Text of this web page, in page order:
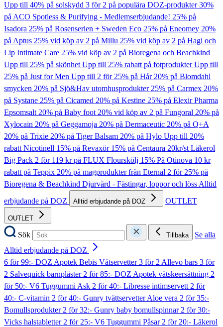
Upp till 40% på solskydd 3 för 2 på populära DOZ-produkter30%
på ACO Spotless & Purifying - Medlemserbjudande! 25% på
Isadora 25% på Rosenserien + Sweden Eco 25% på Eneomey 20%
på Aptus 25% vid köp av 2 på Millu 25% vid köp av 2 på Hagi och
Lip Intimate Care 25% vid köp av 2 på Bioregena och Beachkind
Upp till 25% på skönhetUpp till 25% rabatt på fotprodukterUpp till
25% på Just for Men Upp till 2 för 25% på Hår20% på Blomdahl
smycken 20% på Sjö&Hav utomhusprodukter25% på Carmex 20%
på Systane 25% på Cicamed 20% på Kestine 25% på Elexir Pharma
Epsomsalt20% på Baby foot20% vid köp av 2 på Fungoral 20% på
Xylocain 20% på Geggamoja 20% på Dermaceutic 20% på Q+A
20% på Trixie 20% på Tiger Balsam 20% på Hylo Upp till 20%
rabatt Nicotinell 15% på Revaxör 15% på Centaura 20kr/st Läkerol
Big Pack 2 för 119 kr på FLUX Flourskölj 15% På Otinova 10 kr
rabatt på Teppix 20% på magprodukter från Eternal 2 för 25% på
Bioregena & Beachkind Djurvård - Fästingar, loppor och lössAlltid
erbjudande på DOZ
Alltid erbjudande på DOZ OUTLET
OUTLET
Sök Tillbaka
Se alla
Alltid erbjudande på DOZ
6 för 99:- DOZ Apotek Bebis Våtservetter3 för 2 Allevo bars 3 för
2 Salvequick barnplåster2 för 85:- DOZ Apotek vätskeersättning 2
för 50:- V6 Tuggummi Ask 2 för 40:- Libresse intimservett2 för
40:- C-vitamin 2 för 40:- Gunry tvättservetter Aloe vera 2 för 35:-
Bomullsprodukter2 för 32:- Gunry baby bomullspinnar2 för 30:-
Vicks halstabletter2 för 25:- V6 Tuggummi Påsar2 för 20:- Läkerol